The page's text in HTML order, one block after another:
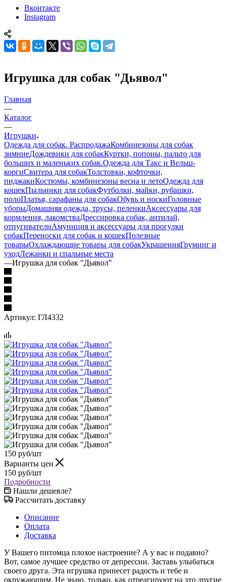
Вконтакте
Instagram
Игрушка для собак "Дьявол"
Главная
—
Каталог
—
Игрушки
Одежда для собак. РаспродажаКомбинезоны для собак
зимниеДождевики для собакКуртки, попоны, пальто для
больших и маленьких собак.Одежда для Такс и Вельш-
коргиСвитера для собакТолстовки, кофточки,
пиджакиКостюмы, комбинезоны весна и летоОдежда для
кошекПыльники для собакФутболки, майки, рубашки,
полоПлатья, сарафаны для собакОбувь и носкиГоловные
уборыДомашняя одежда, трусы, пеленкиАксессуары для
кормления, лакомстваДрессировка собак, антилай,
отпугивателиАмуниция и аксессуары для прогулки
собакПереноски для собак и кошекПолезные
товарыОхлаждающие товары для собакУкрашенияГруминг и
уходЛежанки и спальные места
—Игрушка для собак "Дьявол"
Артикул: ГЛ4332
150 руб/шт
Варианты цен
150 руб/шт
Подробности
Нашли дешевле?
Рассчитать доставку
Описание
Оплата
Доставка
У Вашего питомца плохое настроение? А у вас и подавно?
Вот, самое лучшее средство от депрессии. Заставь улыбаться
своего друга. Эта игрушка принесет радость и тебе и
окружающим. Не знаю, только, как отреагируют на это другие